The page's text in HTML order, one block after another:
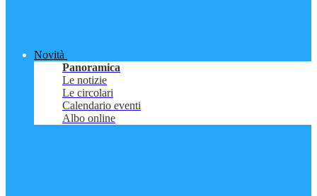
Novità
Panoramica
Le notizie
Le circolari
Calendario eventi
Albo online